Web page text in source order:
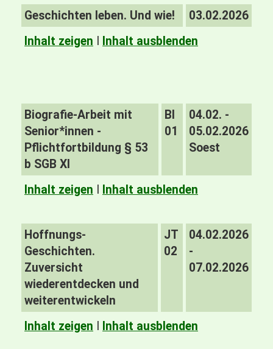
Geschichten leben. Und wie!
03.02.2026
Inhalt zeigen
Inhalt ausblenden
Biografie-Arbeit mit
Senior*innen -
Pflichtfortbildung § 53
b SGB XI
BI
01
04.02. -
05.02.2026
Soest
Inhalt zeigen Inhalt ausblenden
Hoffnungs-
Geschichten.
Zuversicht
wiederentdecken und
weiterentwickeln
JT
02
04.02.2026
-
07.02.2026
Inhalt zeigen Inhalt ausblenden